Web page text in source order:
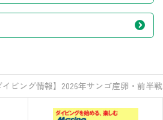
ビング情報】2026年サンゴ産卵・前半